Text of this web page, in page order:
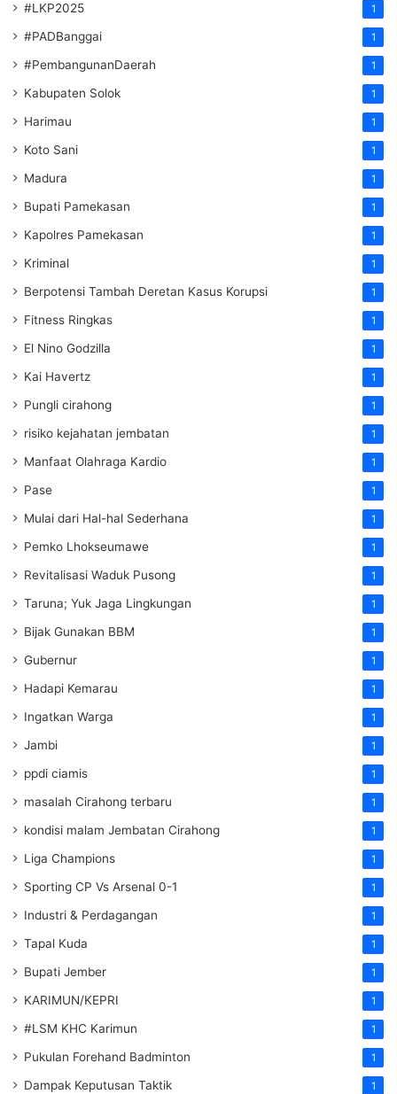
#LKP2025 1
#PADBanggai 1
#PembangunanDaerah 1
Kabupaten Solok 1
Harimau 1
Koto Sani 1
Madura 1
Bupati Pamekasan 1
Kapolres Pamekasan 1
Kriminal 1
Berpotensi Tambah Deretan Kasus Korupsi 1
Fitness Ringkas 1
El Nino Godzilla 1
Kai Havertz 1
Pungli cirahong 1
risiko kejahatan jembatan 1
Manfaat Olahraga Kardio 1
Pase 1
Mulai dari Hal-hal Sederhana 1
Pemko Lhokseumawe 1
Revitalisasi Waduk Pusong 1
Taruna; Yuk Jaga Lingkungan 1
Bijak Gunakan BBM 1
Gubernur 1
Hadapi Kemarau 1
Ingatkan Warga 1
Jambi 1
ppdi ciamis 1
masalah Cirahong terbaru 1
kondisi malam Jembatan Cirahong 1
Liga Champions 1
Sporting CP Vs Arsenal 0-1 1
Industri & Perdagangan 1
Tapal Kuda 1
Bupati Jember 1
KARIMUN/KEPRI 1
#LSM KHC Karimun 1
Pukulan Forehand Badminton 1
Dampak Keputusan Taktik 1